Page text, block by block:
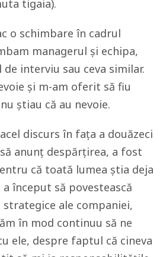
tigaia).
o schimbare în cadrul
managerul și echipa,
interviu sau ceva similar.
și m-am oferit să fiu
știau că au nevoie.
discurs în fața a douăzeci
anunț despărțirea, a fost
că toată lumea știa deja
început să povestească
ale companiei,
în mod continuu să ne
ele, despre faptul că cineva